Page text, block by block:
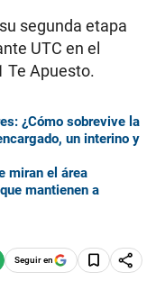
segunda etapa
UTC en el
Te Apuesto.
¿Cómo sobrevive la
un interino y
miran el área
mantienen a
Seguir en